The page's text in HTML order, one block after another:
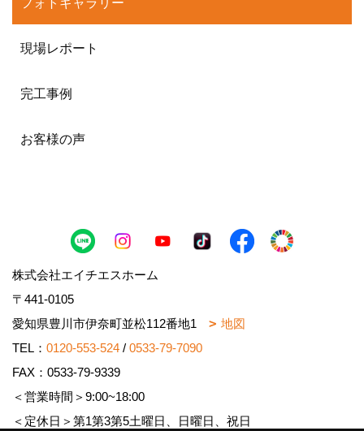
現場レポート
完工事例
お客様の声
株式会社エイチエスホーム
〒441-0105
愛知県豊川市伊奈町並松112番地1
地図
TEL： 0120-553-524 / 0533-79-7090
FAX：0533-79-9339
＜営業時間＞9:00~18:00
＜定休日＞第1第3第5土曜日、日曜日、祝日